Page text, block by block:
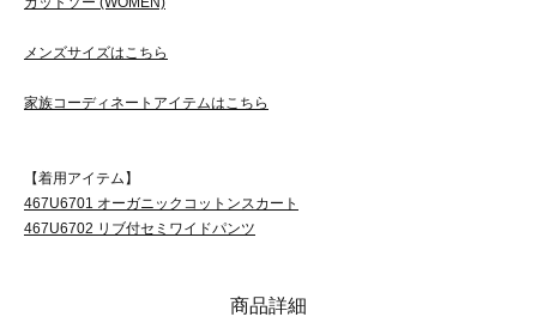
メンズサイズはこちら
家族コーディネートアイテムはこちら
【着用アイテム】
467U6701 オーガニックコットンスカート
467U6702 リブ付セミワイドパンツ
商品詳細